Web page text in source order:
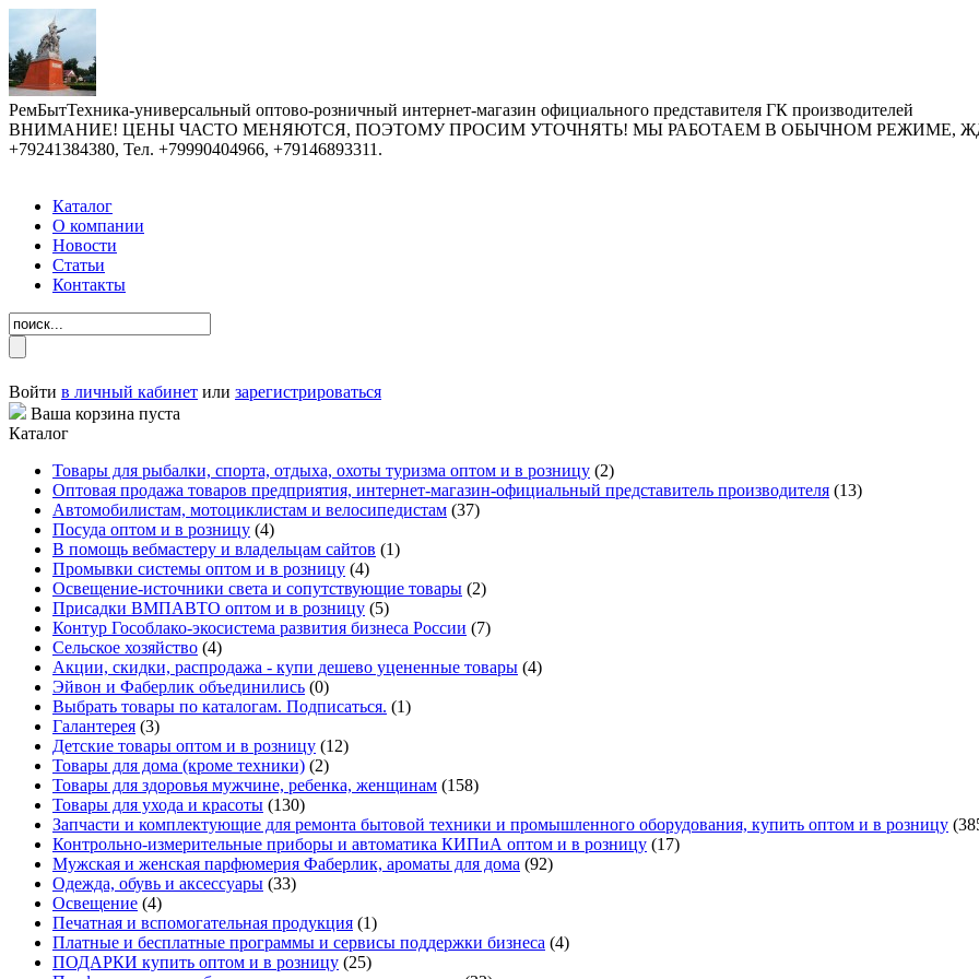
РемБытТехника-универсальный оптово-розничный интернет-магазин официального представителя ГК производителей
ВНИМАНИЕ! ЦЕНЫ ЧАСТО МЕНЯЮТСЯ, ПОЭТОМУ ПРОСИМ УТОЧНЯТЬ! МЫ РАБОТАЕМ В ОБЫЧНОМ РЕЖИМЕ, ЖДЕМ
+79241384380, Тел. +79990404966, +79146893311.
Каталог
О компании
Новости
Статьи
Контакты
Войти в личный кабинет или зарегистрироваться
Ваша корзина пуста
Каталог
Товары для рыбалки, спорта, отдыха, охоты туризма оптом и в розницу (2)
Оптовая продажа товаров предприятия, интернет-магазин-официальный представитель производителя (13)
Автомобилистам, мотоциклистам и велосипедистам (37)
Посуда оптом и в розницу (4)
В помощь вебмастеру и владельцам сайтов (1)
Промывки системы оптом и в розницу (4)
Освещение-источники света и сопутствующие товары (2)
Присадки ВМПАВТО оптом и в розницу (5)
Контур Гособлако-экосистема развития бизнеса России (7)
Сельское хозяйство (4)
Акции, скидки, распродажа - купи дешево уцененные товары (4)
Эйвон и Фаберлик объединились (0)
Выбрать товары по каталогам. Подписаться. (1)
Галантерея (3)
Детские товары оптом и в розницу (12)
Товары для дома (кроме техники) (2)
Товары для здоровья мужчине, ребенка, женщинам (158)
Товары для ухода и красоты (130)
Запчасти и комплектующие для ремонта бытовой техники и промышленного оборудования, купить оптом и в розницу
Контрольно-измерительные приборы и автоматика КИПиА оптом и в розницу (17)
Мужская и женская парфюмерия Фаберлик, ароматы для дома (92)
Одежда, обувь и аксессуары (33)
Освещение (4)
Печатная и вспомогательная продукция (1)
Платные и бесплатные программы и сервисы поддержки бизнеса (4)
ПОДАРКИ купить оптом и в розницу (25)